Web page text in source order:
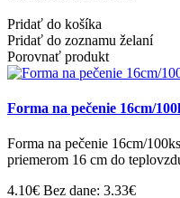
Pridať do košíka
Pridať do zoznamu želaní
Porovnať produkt
Forma na pečenie 16cm/
Forma na pečenie 16cm/
priemerom 16 cm do
4.10€ Bez dane: 3.33€